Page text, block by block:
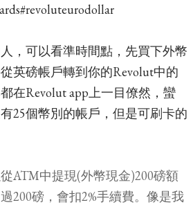
，可以看準時間點，先買下外幣
英磅帳戶轉到你的Revolut中的
在Revolut app上一目僚然，蠻
25個幣別的帳戶，但是可刷卡的
ATM中提現(外幣現金)200磅額
200磅，會扣2%手續費。像是我